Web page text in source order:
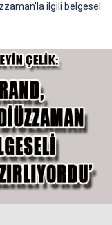
ilgili belgesel